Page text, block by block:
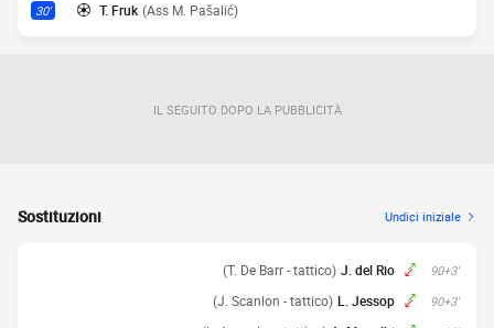
30' T. Fruk (Ass M. Pašalić)
IL SEGUITO DOPO LA PUBBLICITÀ
Sostituzioni Undici iniziale
90+3'
J. del Rio
(T. De Barr - tattico)
90+3'
L. Jessop
(J. Scanlon - tattico)